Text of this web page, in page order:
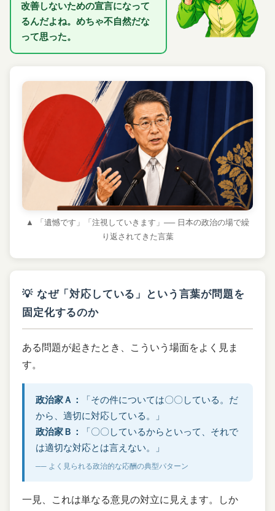
改善しないための宣言になって
るんだよね。めちゃ不自然だな
って思った。
▲ 「遺憾です」「注視していきます」── 日本の政治の場で繰
り返されてきた言葉
💡 なぜ「対応している」という言葉が問題を
固定化するのか
ある問題が起きたとき、こういう場面をよく見ま
す。
政治家Ａ：
「その件については〇〇している。だ
から、適切に対応している。」
政治家Ｂ：
「〇〇しているからといって、それで
は適切な対応とは言えない。」
── よく見られる政治的な応酬の典型パターン
一見、これは単なる意見の対立に見えます。しか